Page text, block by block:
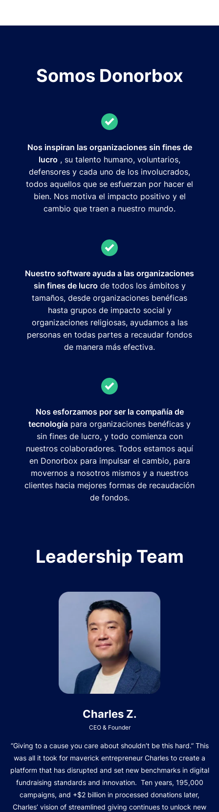
Somos Donorbox
Nos inspiran las organizaciones sin fines de
lucro , su talento humano, voluntarios,
defensores y cada uno de los involucrados,
todos aquellos que se esfuerzan por hacer el
bien. Nos motiva el impacto positivo y el
cambio que traen a nuestro mundo.
Nuestro software ayuda a las organizaciones
sin fines de lucro de todos los ámbitos y
tamaños, desde organizaciones benéficas
hasta grupos de impacto social y
organizaciones religiosas, ayudamos a las
personas en todas partes a recaudar fondos
de manera más efectiva.
Nos esforzamos por ser la compañía de
tecnología para organizaciones benéficas y
sin fines de lucro, y todo comienza con
nuestros colaboradores. Todos estamos aquí
en Donorbox para impulsar el cambio, para
movernos a nosotros mismos y a nuestros
clientes hacia mejores formas de recaudación
de fondos.
Leadership Team
Charles Z.
CEO & Founder
“Giving to a cause you care about shouldn’t be this hard.” This
was all it took for maverick entrepreneur Charles to create a
platform that has disrupted and set new benchmarks in digital
fundraising standards and innovation. Ten years, 195,000
campaigns, and +$2 billion in processed donations later,
Charles’ vision of streamlined giving continues to unlock new